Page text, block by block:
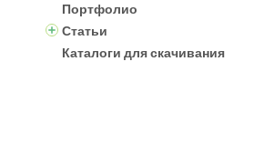
Портфолио
Статьи
Каталоги для скачивания